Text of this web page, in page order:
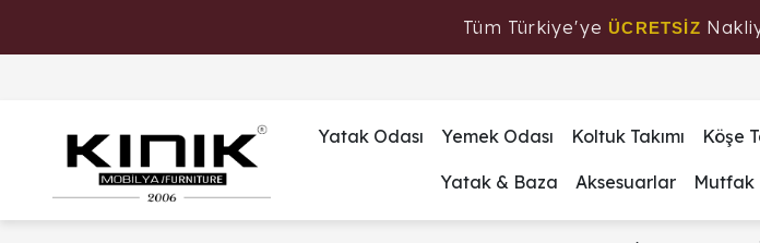
Tüm Türkiye'ye ÜCRETSİZ
Yatak Odası Yemek Odası Koltuk Takımı Köşe
Yatak & Baza Aksesuarlar Mutfak